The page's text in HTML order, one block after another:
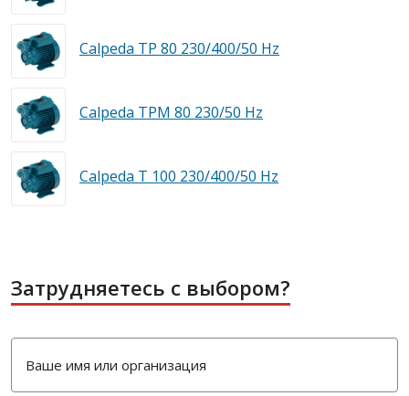
Calpeda TP 80 230/400/50 Hz
Calpeda TPM 80 230/50 Hz
Calpeda T 100 230/400/50 Hz
Затрудняетесь с выбором?